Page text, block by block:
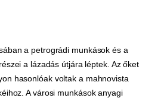
a petrográdi munkások és a
a lázadás útjára léptek. Az őket
hasonlóak voltak a mahnovista
A városi munkások anyagi